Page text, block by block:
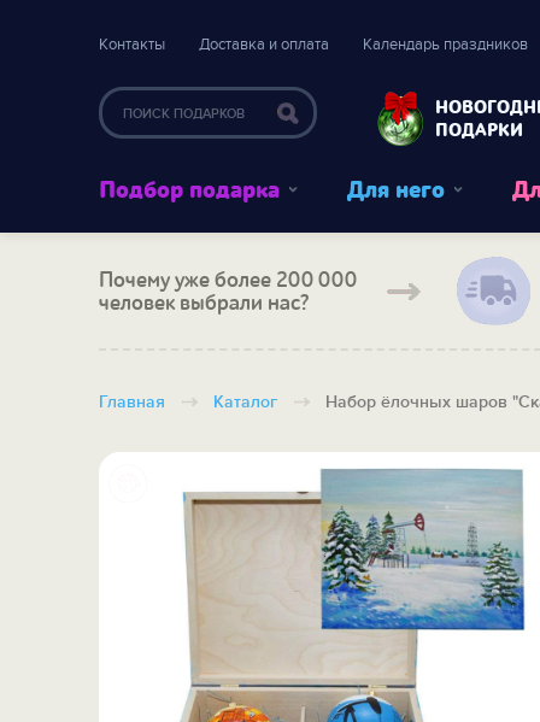
Контакты Доставка и оплата Календарь праздников
ПОДАРКИ
Подбор подарка Для него
Почему уже более 200 000
человек выбрали нас?
Главная Каталог Набор ёлочных шаров